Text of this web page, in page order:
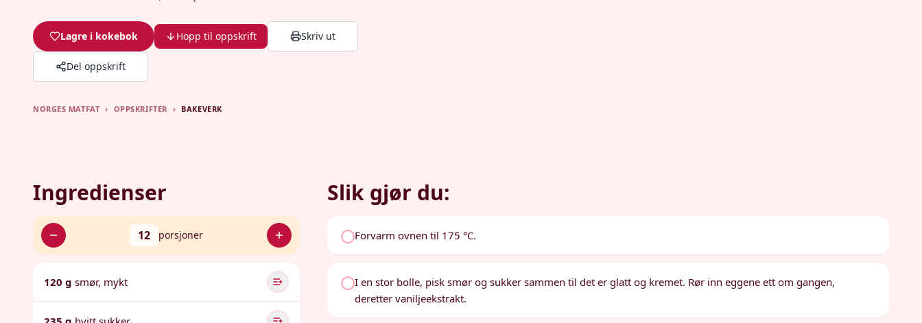
Lagre i kokebok Hopp til oppskrift Skriv ut
Del oppskrift
NORGES MATFAT › OPPSKRIFTER › BAKEVERK
Ingredienser
12 porsjoner
120 g smør, mykt
Slik gjør du:
Forvarm ovnen til 175 °C.
I en stor bolle, pisk smør og sukker sammen til det er glatt og kremet. Rør inn eggene ett om gangen,
deretter vaniljeekstrakt.